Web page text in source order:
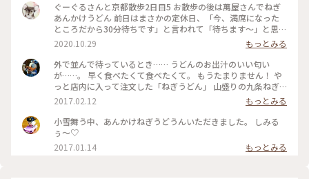
ぐーぐるさんと京都散歩2日目5 お散歩の後は萬屋さんでねぎ
あんかけうどん 前日はまさかの定休日、「今、満席になった
ところだから30分待ちです」と言われて「待ちます〜」と思わ
ず♡︎😆 検温もして無事にいただきました❣️ #小さな秋 #京都 #
食欲の秋
2020.10.29
もっとみる
外で並んで待っているとき…… うどんのお出汁のいい匂い
が……。 早く食べたくて食べたくて。 もうたまりません！ や
っと店内に入って注文した「ねぎうどん」 山盛りの九条ねぎ
と、おろし生姜がのってやってきました！ あ～～もう幸せ
～！ 出汁の匂いを嗅ぎながら、ねぎと生姜、ねぎとうどん、
出汁の順で、あっという間に平らげてしまいました。 食べ終
わったときに友人と目を合わせて笑顔でほっこり！ 身も心も
2017.02.12
もっとみる
小雪舞う中、あんかけねぎうどうんいただきました。 しみる
ぅ〜♡
2017.01.14
もっとみる